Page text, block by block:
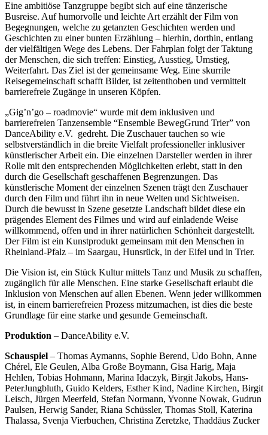
Eine ambitiöse Tanzgruppe begibt sich auf eine tänzerische
Busreise. Auf humorvolle und leichte Art erzählt der Film von
Begegnungen, welche zu getanzten Geschichten werden und
Geschichten zu einer bunten Erzählung – hierhin, dorthin, entlang
der vielfältigen Wege des Lebens. Der Fahrplan folgt der Taktung
der Menschen, die sich treffen: Einstieg, Ausstieg, Umstieg,
Weiterfahrt. Das Ziel ist der gemeinsame Weg. Eine skurrile
Reisegemeinschaft schafft Bilder, ist zeitenthoben und vermittelt
barrierefreie Zugänge in unseren Köpfen.
„Gig’n’go – roadmovie“ wurde mit dem inklusiven und
barrierefreien Tanzensemble “Ensemble BewegGrund Trier” von
DanceAbility e.V. gedreht. Die Zuschauer tauchen so wie
selbstverständlich in die breite Vielfalt professioneller inklusiver
künstlerischer Arbeit ein. Die einzelnen Darsteller werden in ihrer
Rolle mit den entsprechenden Möglichkeiten erlebt, statt in den
durch die Gesellschaft geschaffenen Begrenzungen. Das
künstlerische Moment der einzelnen Szenen trägt den Zuschauer
durch den Film und führt ihn in neue Welten und Sichtweisen.
Durch die bewusst in Szene gesetzte Landschaft bildet diese ein
prägendes Element des Filmes und wird auf einladende Weise
willkommend, offen und in ihrer natürlichen Schönheit dargestellt.
Der Film ist ein Kunstprodukt gemeinsam mit den Menschen in
Rheinland-Pfalz – im Saargau, Hunsrück, in der Eifel und in Trier.
Die Vision ist, ein Stück Kultur mittels Tanz und Musik zu schaffen,
zugänglich für alle Menschen. Eine starke Gesellschaft erlaubt die
Inklusion von Menschen auf allen Ebenen. Wenn jeder willkommen
ist, in einem barrierefreien Prozess mitzumachen, ist dies die beste
Grundlage für eine starke und gesunde Gemeinschaft.
Produktion – DanceAbility e.V.
Schauspiel – Thomas Aymanns, Sophie Berend, Udo Bohn, Anne
Chérel, Ele Geulen, Alba Große Boymann, Gisa Harig, Maja
Hehlen, Tobias Hohmann, Marina Idaczyk, Birgit Jakobs, Hans-
PeterJungbluth, Guido Kelders, Esther Kind, Nadine Kirchen, Birgit
Leisch, Jürgen Meerfeld, Stefan Normann, Yvonne Nowak, Gudrun
Paulsen, Herwig Sander, Riana Schüssler, Thomas Stoll, Katerina
Thalassa, Svenja Vierbuchen, Christina Zeretzke, Thaddäus Zucker